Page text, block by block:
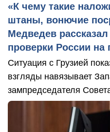
«К чему такие
штаны, вонючие
Медведев
проверки России на
Ситуация с Грузией
взгляды навязывает
зампредседателя